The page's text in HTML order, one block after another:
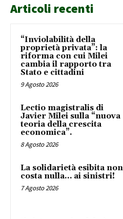
Articoli recenti
“Inviolabilità della
proprietà privata”: la
riforma con cui Milei
cambia il rapporto tra
Stato e cittadini
9 Agosto 2026
Lectio magistralis di
Javier Milei sulla “nuova
teoria della crescita
economica”.
8 Agosto 2026
La solidarietà esibita non
costa nulla… ai sinistri!
7 Agosto 2026